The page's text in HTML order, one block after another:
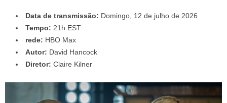
Data de transmissão: Domingo, 12 de julho de 2026
Tempo: 21h EST
rede: HBO Max
Autor: David Hancock
Diretor: Claire Kilner